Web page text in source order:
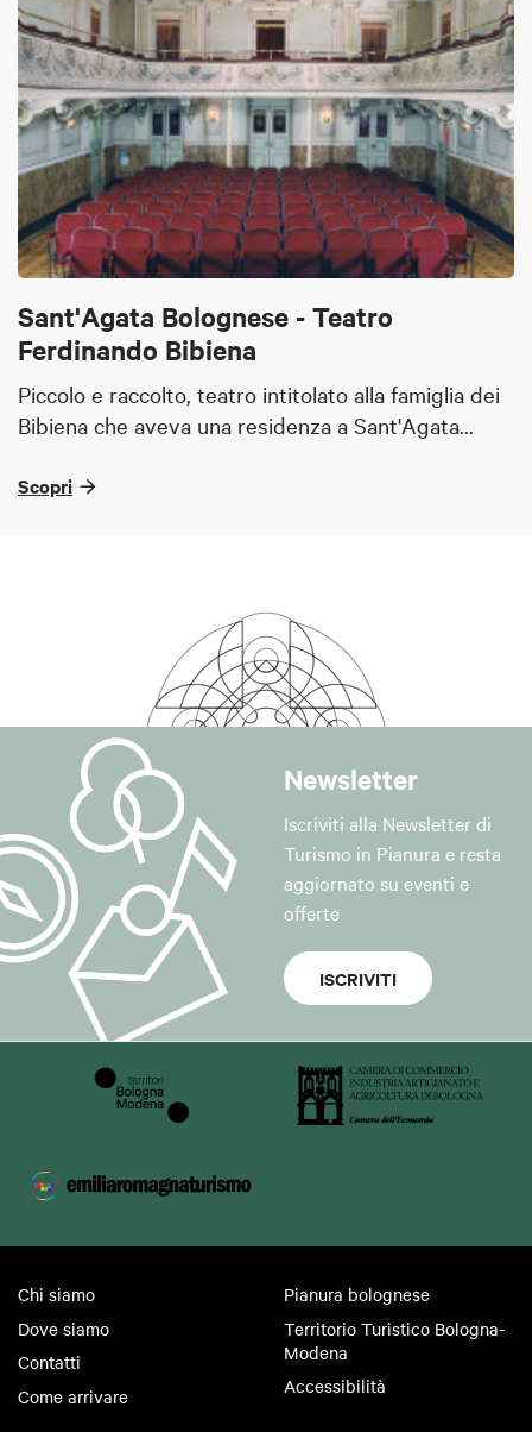
Sant'Agata Bolognese - Teatro
Ferdinando Bibiena
Piccolo e raccolto, teatro intitolato alla famiglia dei
Bibiena che aveva una residenza a Sant'Agata...
Scopri
Newsletter
Iscriviti alla Newsletter di
Turismo in Pianura e resta
aggiornato su eventi e
offerte
ISCRIVITI
Chi siamo
Dove siamo
Contatti
Come arrivare
Pianura bolognese
Territorio Turistico Bologna-
Modena
Accessibilità